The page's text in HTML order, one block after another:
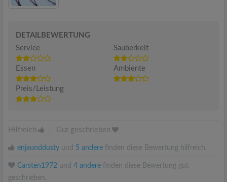
DETAILBEWERTUNG
Service
Sauberkeit
Essen Ambiente
Preis/Leistung
Hilfreich Gut geschrieben
enjaunddusty und 5 andere finden diese Bewertung hilfreich.
Carsten1972 und 4 andere finden diese Bewertung gut
geschrieben.